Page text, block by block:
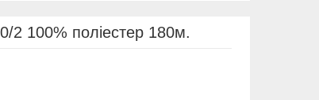
2 100% поліестер 180м.